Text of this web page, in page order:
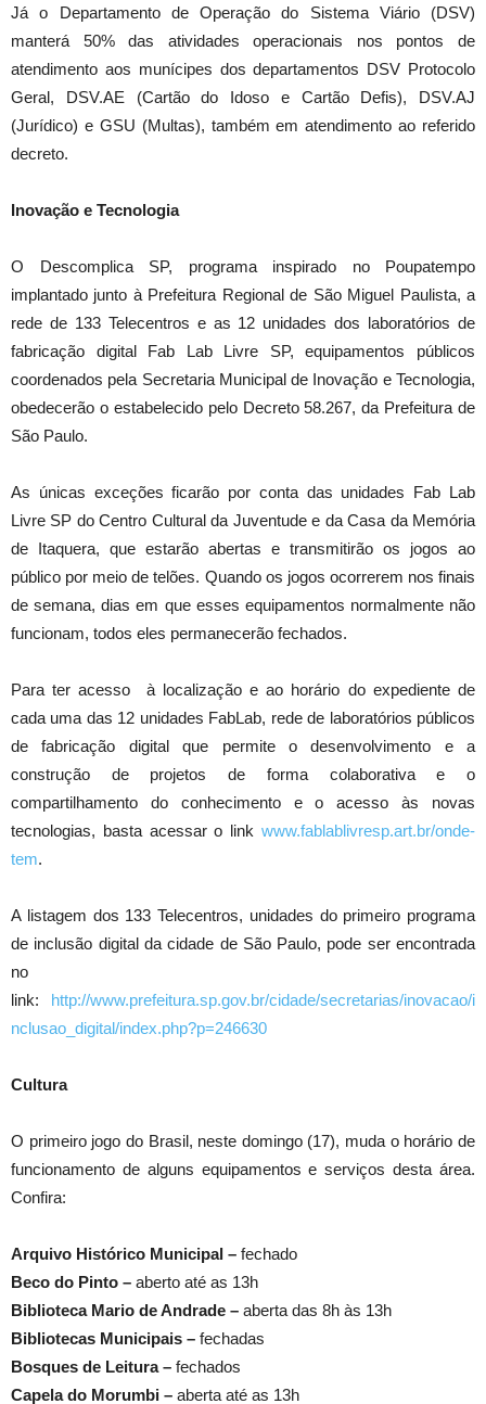
Já o Departamento de Operação do Sistema Viário (DSV)
manterá 50% das atividades operacionais nos pontos de
atendimento aos munícipes dos departamentos DSV Protocolo
Geral, DSV.AE (Cartão do Idoso e Cartão Defis), DSV.AJ
(Jurídico) e GSU (Multas), também em atendimento ao referido
decreto.
Inovação e Tecnologia
O Descomplica SP, programa inspirado no Poupatempo
implantado junto à Prefeitura Regional de São Miguel Paulista, a
rede de 133 Telecentros e as 12 unidades dos laboratórios de
fabricação digital Fab Lab Livre SP, equipamentos públicos
coordenados pela Secretaria Municipal de Inovação e Tecnologia,
obedecerão o estabelecido pelo Decreto 58.267, da Prefeitura de
São Paulo.
As únicas exceções ficarão por conta das unidades Fab Lab
Livre SP do Centro Cultural da Juventude e da Casa da Memória
de Itaquera, que estarão abertas e transmitirão os jogos ao
público por meio de telões. Quando os jogos ocorrerem nos finais
de semana, dias em que esses equipamentos normalmente não
funcionam, todos eles permanecerão fechados.
Para ter acesso à localização e ao horário do expediente de
cada uma das 12 unidades FabLab, rede de laboratórios públicos
de fabricação digital que permite o desenvolvimento e a
construção de projetos de forma colaborativa e o
compartilhamento do conhecimento e o acesso às novas
tecnologias, basta acessar o link www.fablablivresp.art.br/onde-
tem.
A listagem dos 133 Telecentros, unidades do primeiro programa
de inclusão digital da cidade de São Paulo, pode ser encontrada
no
link: http://www.prefeitura.sp.gov.br/cidade/secretarias/inovacao/i
nclusao_digital/index.php?p=246630
Cultura
O primeiro jogo do Brasil, neste domingo (17), muda o horário de
funcionamento de alguns equipamentos e serviços desta área.
Confira:
Arquivo Histórico Municipal – fechado
Beco do Pinto – aberto até as 13h
Biblioteca Mario de Andrade – aberta das 8h às 13h
Bibliotecas Municipais – fechadas
Bosques de Leitura – fechados
Capela do Morumbi – aberta até as 13h